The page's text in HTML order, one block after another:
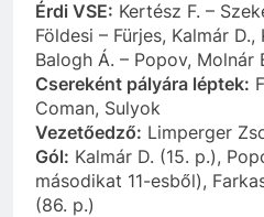
Érdi VSE: Kertész F. –
Földesi – Fürjes, Kalmár D.,
Balogh Á. – Popov, Molnár
Csereként pályára léptek:
Coman, Sulyok
Vezetőedző: Limperger
Gól: Kalmár D. (15. p.),
másodikat 11-esből),
(86. p.)